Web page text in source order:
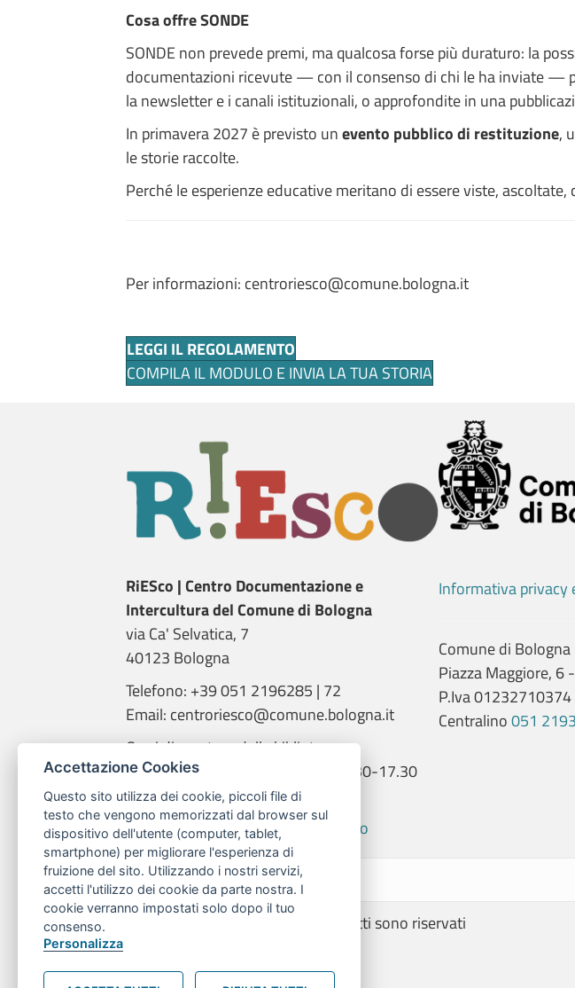
Cosa offre SONDE
SONDE non prevede premi, ma qualcosa forse più duraturo: la
documentazioni ricevute — con il consenso di chi le ha inviate —
la newsletter e i canali istituzionali, o approfondite in una
In primavera 2027 è previsto unevento pubblico di restituzione,
le storie raccolte.
Perché le esperienze educative meritano di essere viste, ascoltate,
Per informazioni: centroriesco@comune.bologna.it
LEGGI IL REGOLAMENTO
COMPILA IL MODULO E INVIA LA TUA STORIA
RiESco | Centro Documentazione e
Intercultura del Comune di Bologna
via Ca' Selvatica, 7
40123 Bologna
Telefono: +39 051 2196285 | 72
Email: centroriesco@comune.bologna.it
Orari di apertura della biblioteca:
martedì e giovedì: 9.00-14.00; 14.30-17.30
mercoledì: 14.00-18.00
Informativa trattamento dati RiESco
Informativa privacy
Comune di Bologna
Piazza Maggiore, 6
P.Iva 01232710374
Centralino051
© 2026 | Centro RiESco - Tutti i diritti sono riservati
Accettazione Cookies
Questo sito utilizza dei cookie, piccoli file di
testo che vengono memorizzati dal browser sul
dispositivo dell'utente (computer, tablet,
smartphone) per migliorare l'esperienza di
fruizione del sito. Utilizzando i nostri servizi,
accetti l'utilizzo dei cookie da parte nostra. I
cookie verranno impostati solo dopo il tuo
consenso.
Personalizza